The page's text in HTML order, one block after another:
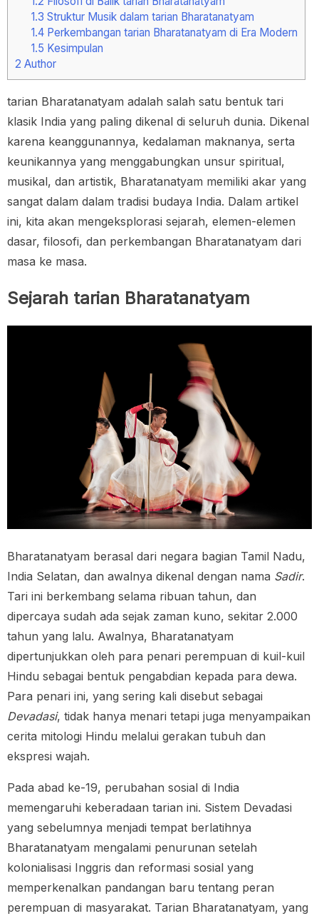
1.3 Struktur Musik dalam tarian Bharatanatyam
1.4Perkembangan tarian Bharatanatyam di Era Modern
1.5 Kesimpulan
2 Author
tarian Bharatanatyam adalah salah satu bentuk tari
klasik India yang paling dikenal di seluruh dunia. Dikenal
karena keanggunannya, kedalaman maknanya, serta
keunikannya yang menggabungkan unsur spiritual,
musikal, dan artistik, Bharatanatyam memiliki akar yang
sangat dalam dalam tradisi budaya India. Dalam artikel
ini, kita akan mengeksplorasi sejarah, elemen-elemen
dasar, filosofi, dan perkembangan Bharatanatyam dari
masa ke masa.
Sejarah tarian Bharatanatyam
Bharatanatyam berasal dari negara bagian Tamil Nadu,
India Selatan, dan awalnya dikenal dengan nama Sadir.
Tari ini berkembang selama ribuan tahun, dan
dipercaya sudah ada sejak zaman kuno, sekitar 2.000
tahun yang lalu. Awalnya, Bharatanatyam
dipertunjukkan oleh para penari perempuan di kuil-kuil
Hindu sebagai bentuk pengabdian kepada para dewa.
Para penari ini, yang sering kali disebut sebagai
Devadasi, tidak hanya menari tetapi juga menyampaikan
cerita mitologi Hindu melalui gerakan tubuh dan
ekspresi wajah.
Pada abad ke-19, perubahan sosial di India
memengaruhi keberadaan tarian ini. Sistem Devadasi
yang sebelumnya menjadi tempat berlatihnya
Bharatanatyam mengalami penurunan setelah
kolonialisasi Inggris dan reformasi sosial yang
memperkenalkan pandangan baru tentang peran
perempuan di masyarakat. Tarian Bharatanatyam, yang